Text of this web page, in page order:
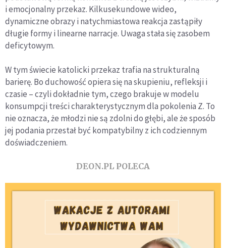
i emocjonalny przekaz. Kilkusekundowe wideo,
dynamiczne obrazy i natychmiastowa reakcja zastąpiły
długie formy i linearne narracje. Uwaga stała się zasobem
deficytowym.
W tym świecie katolicki przekaz trafia na strukturalną
barierę. Bo duchowość opiera się na skupieniu, refleksji i
czasie – czyli dokładnie tym, czego brakuje w modelu
konsumpcji treści charakterystycznym dla pokolenia Z. To
nie oznacza, że młodzi nie są zdolni do głębi, ale że sposób
jej podania przestał być kompatybilny z ich codziennym
doświadczeniem.
DEON.PL POLECA